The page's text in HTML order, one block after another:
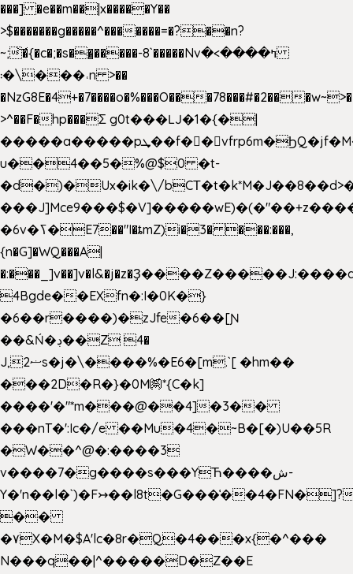
���] �e��m��|x�����Y��
>$�������g�����^�������=�?��n?
~;͝�{�c�;�s��̺�����-8`�����Nvߤ����>�
��\�܃�˓n >��
�NzG8E�4+�7����o�%���O���78���#�2��
>^��F�hp���Σ g0t���Ǉ�1�{�|
�����a�����pܜ��f��vfrp6m�ϦQ�jf�M����J:�x��-?
u��4��5�%@$0 �t-
�d�)�Ux�ik�\/
���J]Mce9���$�V]�����wE)�(�"��+z���
�6v�ߖ�E7��"I�ȶmZ)i�3� ���:���,
{n�G]�WQ���A|
4Bgde��EXfn�:I�0K�}
�6��r����)�zJfe�6��[Ɲ
��&Ń�ڊ��Z 4�
J,ޟ2s�j�\����%�E6�[m.`[ �hm��
���2D�R�}�0M㉀*{C�k]
����'�"*m���@��4]�3��
���nT�':Ic�/e ��Mu�4�~B�[�)U��5R
�W��^@�:����3
v����7�g����s���YЋ����ش-
Y�'n��l�`)�F↣��l8t�G���͑��4�FN�]?
��
�۷X�M�$A'lc�8r�Q�4���x{�^���
N���q��|^�����D�Z��E